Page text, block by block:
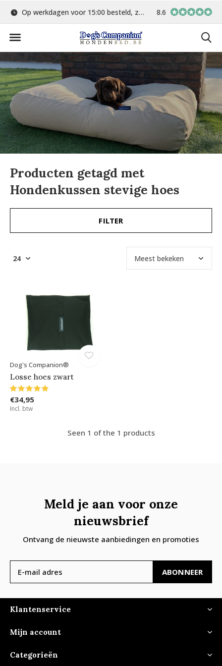
Op werkdagen voor 15:00 besteld, zelfde dag verstuurd Gratis verzending
8.6
Producten getagd met
Hondenkussen stevige hoes
FILTER
Dog's Companion®
Losse hoes zwart
€34,95
Incl. btw
Seen 1 of the 1 products
Meld je aan voor onze
nieuwsbrief
Ontvang de nieuwste aanbiedingen en promoties
ABONNEER
Klantenservice
Mijn account
Categorieën